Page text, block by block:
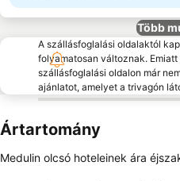
Több
A szállásfoglalási oldalaktól
folyamatosan változnak.
szállásfoglalási oldalon már
ajánlatot, amelyet a trivagón
Ártartomány
Medulin olcsó hoteleinek ára